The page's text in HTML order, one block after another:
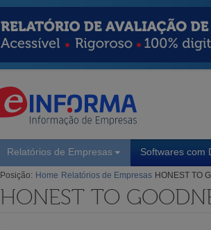
Relatórios de Empresas Softwares com
Posição: Home Relatórios de Empresas HONEST TO
HONEST TO